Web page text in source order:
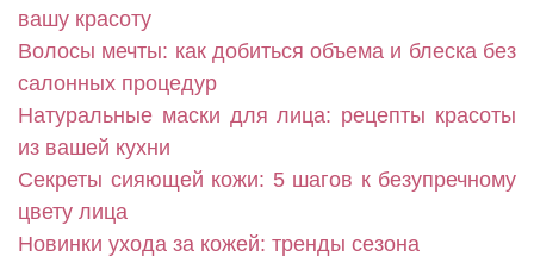
вашу красоту
Волосы мечты: как добиться объема и блеска без
салонных процедур
Натуральные маски для лица: рецепты красоты
из вашей кухни
Секреты сияющей кожи: 5 шагов к безупречному
цвету лица
Новинки ухода за кожей: тренды сезона